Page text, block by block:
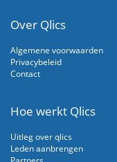
Over Qlics
Algemene voorwaarden
Privacybeleid
Contact
Hoe werkt Qlics
Uitleg over qlics
Leden aanbrengen